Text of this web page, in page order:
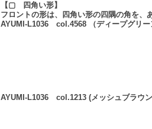
【▢ 四角い形】
フロントの形は、四角い形の四隅の角を、
AYUMI-L1036 col.4568 （ディープグリー
AYUMI-L1036 col.1213 (メッシュブラウ